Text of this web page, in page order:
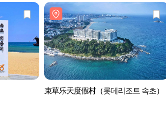
束草乐天度假村（롯데리조트 속초）